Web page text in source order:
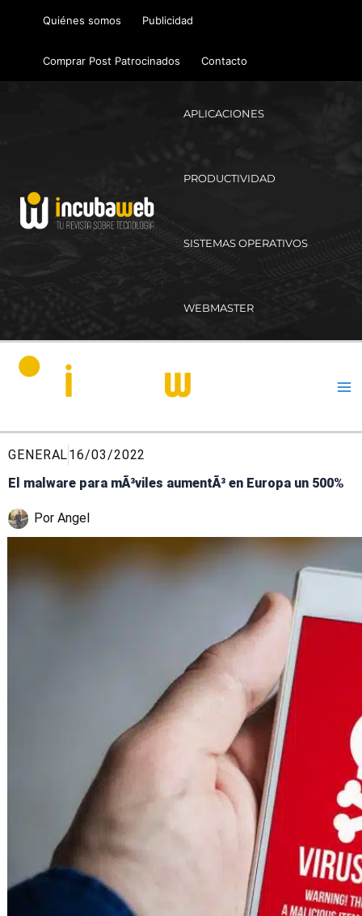
Quiénes somos Publicidad
Comprar Post Patrocinados Contacto
APLICACIONES
PRODUCTIVIDAD
SISTEMAS OPERATIVOS
WEBMASTER
GENERAL16/03/2022
El malware para mÃ³viles aumentÃ³ en Europa un 500%
Por Angel